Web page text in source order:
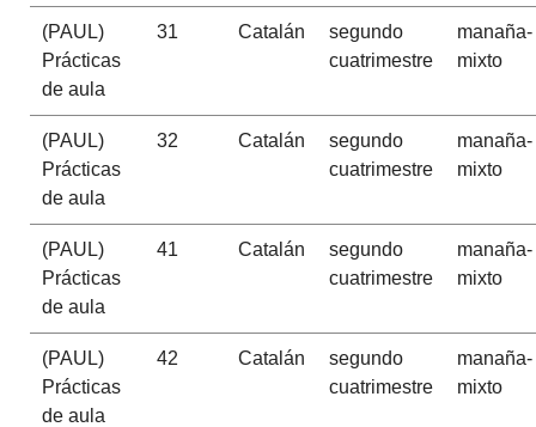
(PAUL)
Prácticas
de aula
31 Catalán
segundo
cuatrimestre
manaña-
mixto
(PAUL)
Prácticas
de aula
32 Catalán
segundo
cuatrimestre
manaña-
mixto
(PAUL)
Prácticas
de aula
41 Catalán
segundo
cuatrimestre
manaña-
mixto
(PAUL)
Prácticas
de aula
42 Catalán
segundo
cuatrimestre
manaña-
mixto